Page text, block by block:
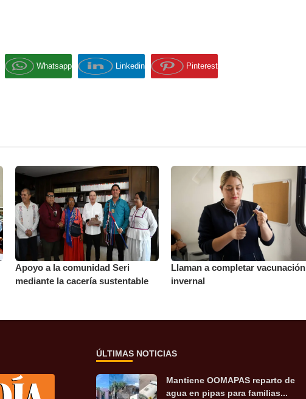
Whatsapp Linkedin Pinterest
Apoyo a la comunidad Seri
mediante la cacería sustentable
Llaman a completar vacunación
invernal
ÚLTIMAS NOTICIAS
Mantiene OOMAPAS reparto de
agua en pipas para familias...